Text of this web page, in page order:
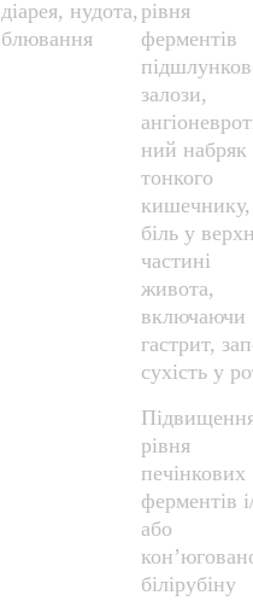
діарея, нудота,
блювання
рівня
ферментів
залози,
ний набряк
тонкого
кишечнику,
біль у
частині
живота,
включаючи
гастрит,
сухість у
рівня
печінкових
ферментів
або
білірубіну